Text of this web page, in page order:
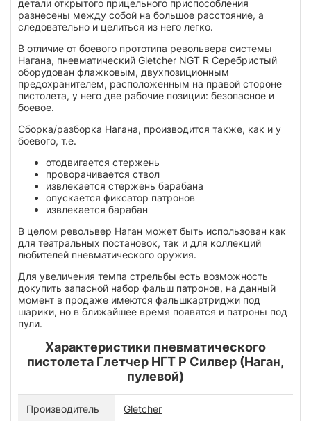
детали открытого прицельного приспособления
разнесены между собой на большое расстояние, а
следовательно и целиться из него легко.
В отличие от боевого прототипа револьвера системы
Нагана, пневматический Gletcher NGT R Серебристый
оборудован флажковым, двухпозиционным
предохранителем, расположенным на правой стороне
пистолета, у него две рабочие позиции: безопасное и
боевое.
Сборка/разборка Нагана, производится также, как и у
боевого, т.е.
отодвигается стержень
проворачивается ствол
извлекается стержень барабана
опускается фиксатор патронов
извлекается барабан
В целом револьвер Наган может быть использован как
для театральных постановок, так и для коллекций
любителей пневматического оружия.
Для увеличения темпа стрельбы есть возможность
докупить запасной набор фальш патронов, на данный
момент в продаже имеются фальшкартриджи под
шарики, но в ближайшее время появятся и патроны под
пули.
Характеристики пневматического
пистолета Глетчер НГТ Р Силвер (Наган,
пулевой)
Производитель Gletcher